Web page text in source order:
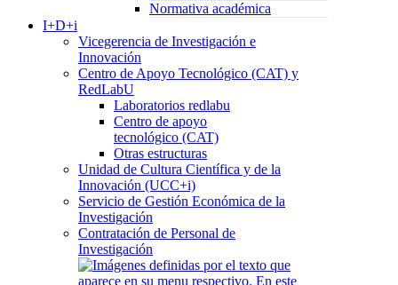
Normativa académica
I+D+i
Vicegerencia de Investigación e
Innovación
Centro de Apoyo Tecnológico (CAT) y
RedLabU
Laboratorios redlabu
Centro de apoyo
tecnológico (CAT)
Otras estructuras
Unidad de Cultura Científica y de la
Innovación (UCC+i)
Servicio de Gestión Económica de la
Investigación
Contratación de Personal de
Investigación